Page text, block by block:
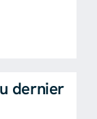
dernier